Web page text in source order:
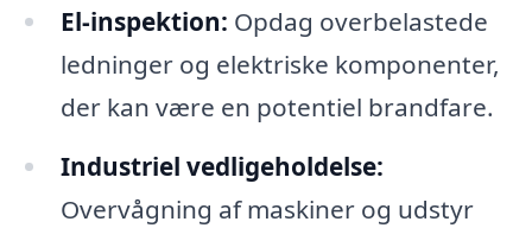
El-inspektion: Opdag overbelastede
ledninger og elektriske komponenter,
der kan være en potentiel brandfare.
Industriel vedligeholdelse:
Overvågning af maskiner og udstyr